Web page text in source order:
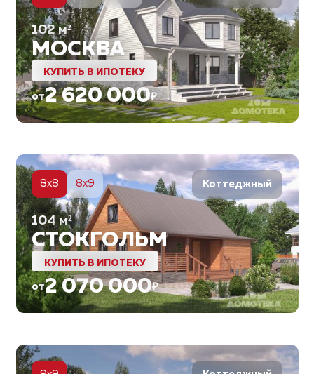
102м²
МОСКВА
КУПИТЬ В ИПОТЕКУ
от2 620 000₽
Коттеджный
8x8 8x9
104м²
СТОКГОЛЬМ
КУПИТЬ В ИПОТЕКУ
от2 070 000₽
6
5